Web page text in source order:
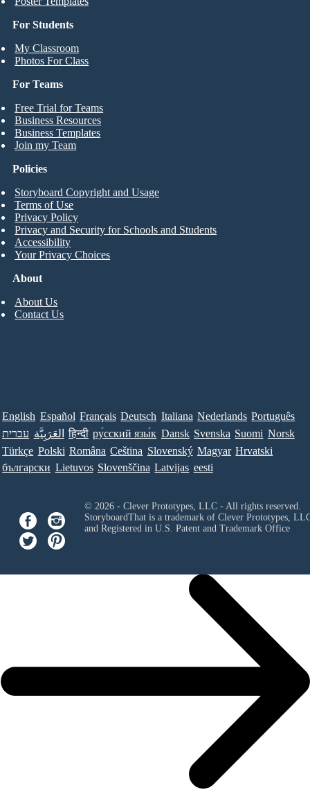
For Students
My Classroom
Photos For Class
For Teams
Free Trial for Teams
Business Resources
Business Templates
Join my Team
About
About Us
Contact Us
Policies
Storyboard Copyright and Usage
Terms of Use
Privacy Policy
Privacy and Security for Schools and Students
Accessibility
Your Privacy Choices
English Español Français Deutsch Italiana Nederlands Português
עברית العَرَبِيَّة हिन्दी ру́сский язы́к Dansk Svenska Suomi Norsk
Türkçe Polski Româna Ceština Slovenský Magyar Hrvatski
български Lietuvos Slovenščina Latvijas eesti
© 2026 - Clever Prototypes, LLC - All rights reserved.
StoryboardThat is a trademark of Clever Prototypes,
and Registered in U.S. Patent and Trademark Office